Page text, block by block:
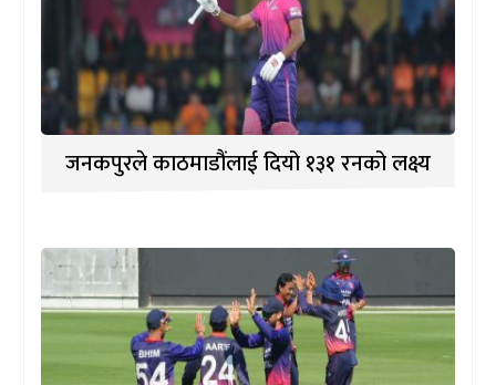
जनकपुरले काठमाडौंलाई दियो १३१ रनको लक्ष्य